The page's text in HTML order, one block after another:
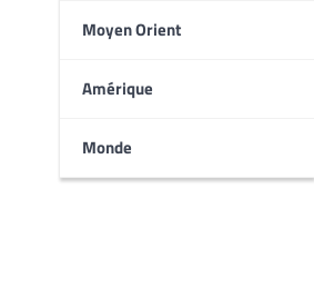
Moyen Orient
Amérique
Monde